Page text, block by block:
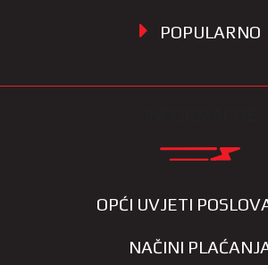
POPULARNO
OPĆI UVJETI
NAČINI